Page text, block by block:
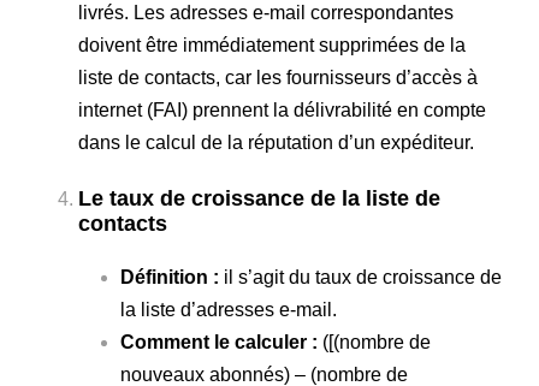
livrés. Les adresses e-mail correspondantes
doivent être immédiatement supprimées de la
liste de contacts, car les fournisseurs d’accès à
internet (FAI) prennent la délivrabilité en compte
dans le calcul de la réputation d’un expéditeur.
Le taux de croissance de la liste de
contacts
Définition : il s’agit du taux de croissance de
la liste d’adresses e-mail.
Comment le calculer : ([(nombre de
nouveaux abonnés) – (nombre de